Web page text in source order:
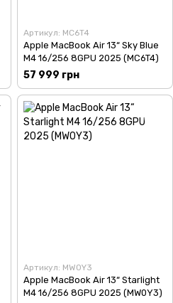
Артикул: MC6T4
Apple MacBook Air 13“ Sky Blue
M4 16/256 8GPU 2025 (MC6T4)
57 999 грн
Артикул: MW0Y3
Apple MacBook Air 13“ Starlight
M4 16/256 8GPU 2025 (MW0Y3)